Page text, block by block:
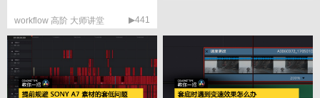
workflow 高阶 大师讲堂 ▶441